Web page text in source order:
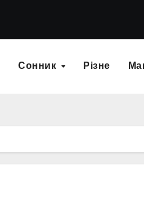
Сонник Різне